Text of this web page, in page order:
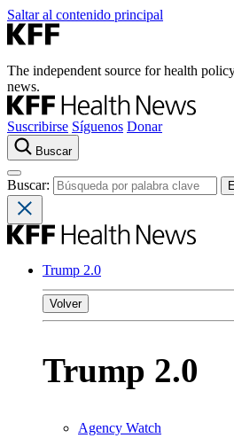
Saltar al contenido principal
The independent source for health
news.
Suscribirse Síguenos Donar
Buscar
Buscar:
Trump 2.0
Volver
Trump 2.0
Agency Watch